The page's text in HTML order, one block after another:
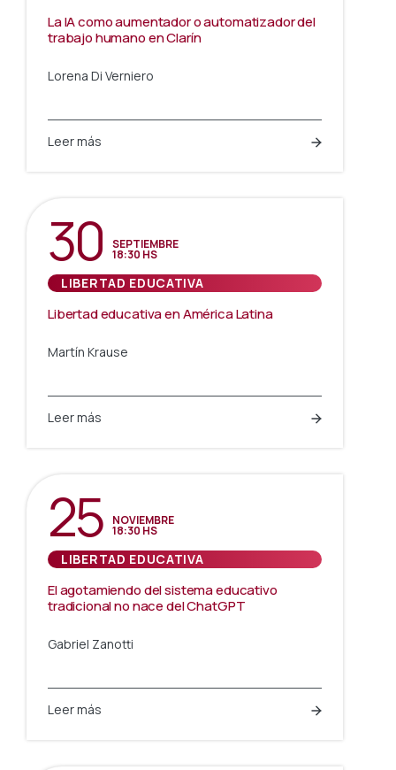
La IA como aumentador o automatizador del
trabajo humano en Clarín
Lorena Di Verniero
Leer más
30 SEPTIEMBRE
18:30 HS
LIBERTAD EDUCATIVA
Libertad educativa en América Latina
Martín Krause
Leer más
25 NOVIEMBRE
18:30 HS
LIBERTAD EDUCATIVA
El agotamiendo del sistema educativo
tradicional no nace del ChatGPT
Gabriel Zanotti
Leer más